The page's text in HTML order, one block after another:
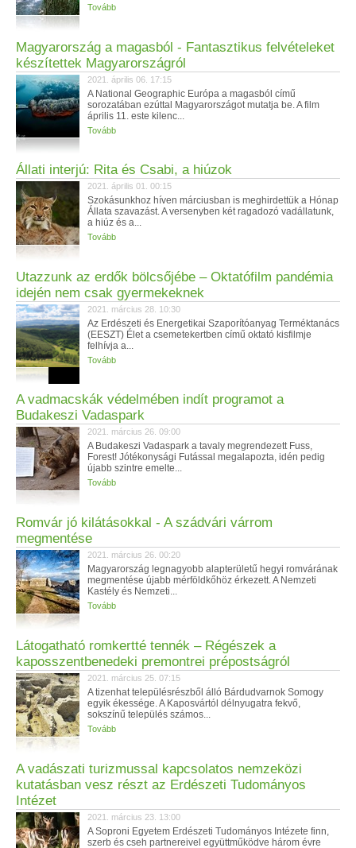
Tovább
Magyarország a magasból - Fantasztikus felvételeket
készítettek Magyarországról
2021. április 06. 17:15
A National Geographic Európa a magasból című
sorozatában ezúttal Magyarországot mutatja be. A film
április 11. este kilenc...
Tovább
Állati interjú: Rita és Csabi, a hiúzok
2021. április 01. 00:15
Szokásunkhoz híven márciusban is meghirdettük a Hónap
Állata szavazást. A versenyben két ragadozó vadállatunk,
a hiúz és a...
Tovább
Utazzunk az erdők bölcsőjébe – Oktatófilm pandémia
idején nem csak gyermekeknek
2021. március 28. 10:30
Az Erdészeti és Energetikai Szaporítóanyag Terméktanács
(EESZT) Élet a csemetekertben című oktató kisfilmje
felhívja a...
Tovább
A vadmacskák védelmében indít programot a
Budakeszi Vadaspark
2021. március 26. 09:00
A Budakeszi Vadaspark a tavaly megrendezett Fuss,
Forest! Jótékonysági Futással megalapozta, idén pedig
újabb szintre emelte...
Tovább
Romvár jó kilátásokkal - A szádvári várrom
megmentése
2021. március 26. 00:20
Magyarország legnagyobb alapterületű hegyi romvárának
megmentése újabb mérföldkőhöz érkezett. A Nemzeti
Kastély és Nemzeti...
Tovább
Látogatható romkertté tennék – Régészek a
kaposszentbenedeki premontrei prépostságról
2021. március 25. 07:15
A tizenhat településrészből álló Bárdudvarnok Somogy
egyik ékessége. A Kaposvártól délnyugatra fekvő,
sokszínű település számos...
Tovább
A vadászati turizmussal kapcsolatos nemzeközi
kutatásban vesz részt az Erdészeti Tudományos
Intézet
2021. március 23. 13:00
A Soproni Egyetem Erdészeti Tudományos Intézete finn,
szerb és cseh partnereivel együttműködve három évre